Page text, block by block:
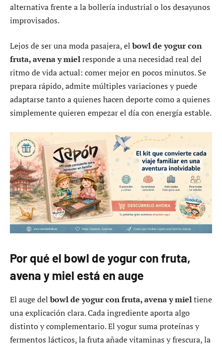
alternativa frente a la bollería industrial o los desayunos
improvisados.
Lejos de ser una moda pasajera, elbowl de yogur con
fruta, avena y mielresponde a una necesidad real del
ritmo de vida actual: comer mejor en pocos minutos. Se
prepara rápido, admite múltiples variaciones y puede
adaptarse tanto a quienes hacen deporte como a quienes
simplemente quieren empezar el día con energía estable.
Por qué el bowl de yogur con fruta,
avena y miel está en auge
El auge delbowl de yogur con fruta, avena y mieltiene
una explicación clara. Cada ingrediente aporta algo
distinto y complementario. El yogur suma proteínas y
fermentos lácticos, la fruta añade vitaminas y frescura, la